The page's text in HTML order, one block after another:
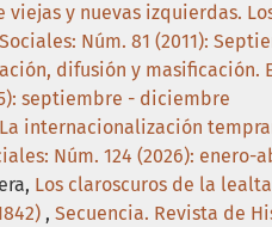
viejas y nuevas izquierdas.
Núm. 81 (2011):
difusión y masificación.
septiembre - diciembre
La internacionalización
Núm. 124 (2026): enero-
Los claroscuros de la
, Secuencia. Revista de